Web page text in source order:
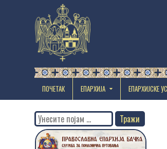
ПОЧЕТАК ЕПАРХИЈА EПАРХИЈСКЕ
Search
for: